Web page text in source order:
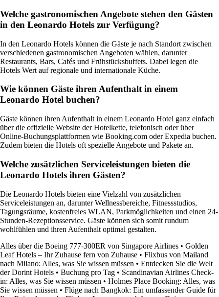
Welche gastronomischen Angebote stehen den Gästen
in den Leonardo Hotels zur Verfügung?
In den Leonardo Hotels können die Gäste je nach Standort zwischen
verschiedenen gastronomischen Angeboten wählen, darunter
Restaurants, Bars, Cafés und Frühstücksbuffets. Dabei legen die
Hotels Wert auf regionale und internationale Küche.
Wie können Gäste ihren Aufenthalt in einem
Leonardo Hotel buchen?
Gäste können ihren Aufenthalt in einem Leonardo Hotel ganz einfach
über die offizielle Website der Hotelkette, telefonisch oder über
Online-Buchungsplattformen wie Booking.com oder Expedia buchen.
Zudem bieten die Hotels oft spezielle Angebote und Pakete an.
Welche zusätzlichen Serviceleistungen bieten die
Leonardo Hotels ihren Gästen?
Die Leonardo Hotels bieten eine Vielzahl von zusätzlichen
Serviceleistungen an, darunter Wellnessbereiche, Fitnessstudios,
Tagungsräume, kostenfreies WLAN, Parkmöglichkeiten und einen 24-
Stunden-Rezeptionsservice. Gäste können sich somit rundum
wohlfühlen und ihren Aufenthalt optimal gestalten.
Alles über die Boeing 777-300ER von Singapore Airlines • Golden
Leaf Hotels – Ihr Zuhause fern von Zuhause • Flixbus von Mailand
nach Milano: Alles, was Sie wissen müssen • Entdecken Sie die Welt
der Dorint Hotels • Buchung pro Tag • Scandinavian Airlines Check-
in: Alles, was Sie wissen müssen • Holmes Place Booking: Alles, was
Sie wissen müssen • Flüge nach Bangkok: Ein umfassender Guide für